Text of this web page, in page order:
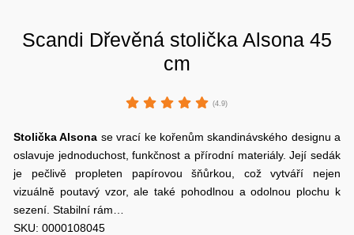
Scandi Dřevěná stolička Alsona 45
cm
(4.9)
Stolička Alsona se vrací ke kořenům skandinávského designu a
oslavuje jednoduchost, funkčnost a přírodní materiály. Její sedák
je pečlivě propleten papírovou šňůrkou, což vytváří nejen
vizuálně poutavý vzor, ale také pohodlnou a odolnou plochu k
sezení. Stabilní rám…
SKU: 0000108045